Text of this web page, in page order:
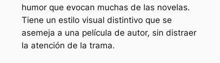
humor que evocan muchas de las novelas.
Tiene un estilo visual distintivo que se
asemeja a una película de autor, sin distraer
la atención de la trama.